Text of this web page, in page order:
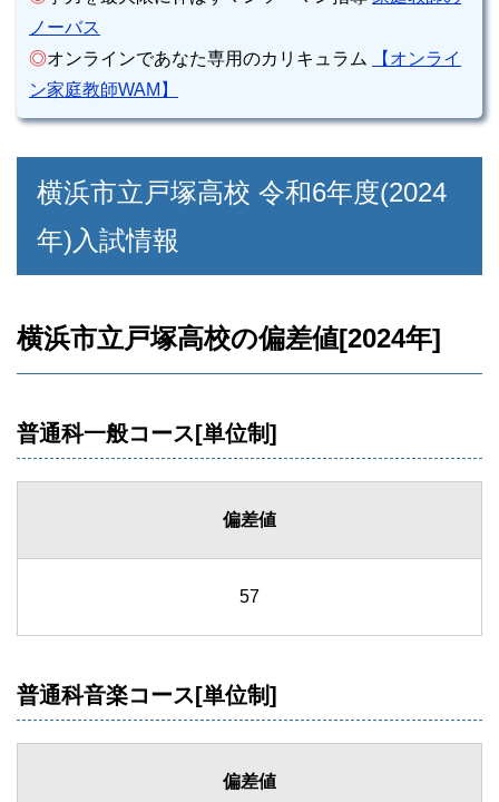
ノーバス
◎オンラインであなた専用のカリキュラム
【オンライ
ン家庭教師WAM】
横浜市立戸塚高校 令和6年度(2024
年)入試情報
横浜市立戸塚高校の偏差値[2024年]
普通科一般コース[単位制]
偏差値
57
普通科音楽コース[単位制]
偏差値